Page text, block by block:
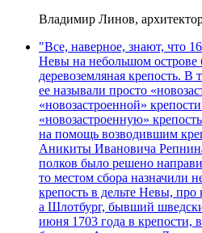
Владимир Линов,
"Все, наверное, знают, что
Невы на небольшом острове
деревоземляная крепость. В
ее называли просто
«новозастроенной»
«новозастроенную»
на помощь возводившим
Аникиты Ивановича
полков было решено
то местом сбора назначили
крепость в дельте Невы,
а Шлотбург, бывший
июня 1703 года в крепости,